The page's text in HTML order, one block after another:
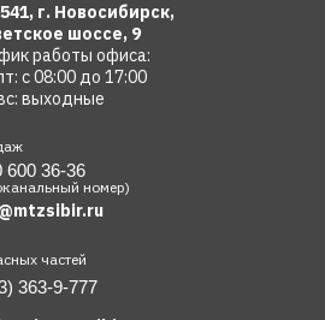
г. Новосибирск,
шоссе, 9
работы офиса:
с 08:00 до 17:00
выходные
частей
номер)
600 36-36
363-9-777